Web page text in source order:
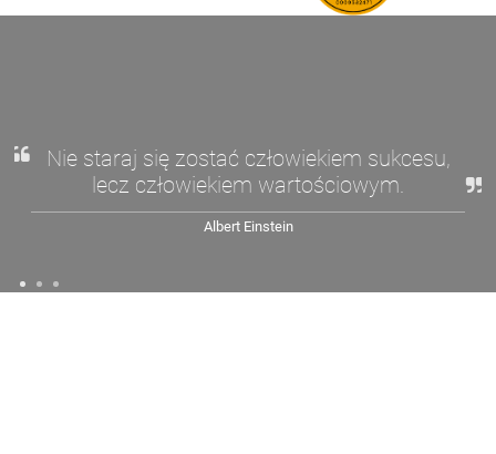
Nie staraj się zostać człowiekiem sukcesu,
lecz człowiekiem wartościowym.
Albert Einstein